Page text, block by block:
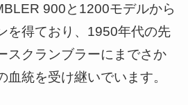
900と1200モデルから
を得ており、1950年代の先
スクランブラーにまでさか
血統を受け継いでいます。